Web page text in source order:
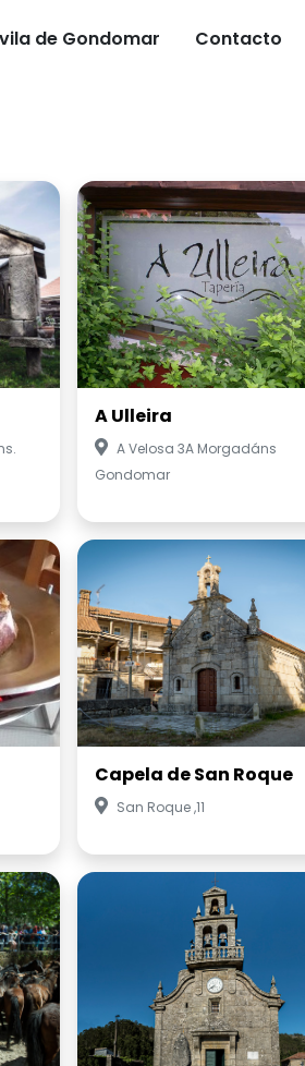
de Gondomar Contacto
A Ulleira
A Velosa 3A Morgadáns
Gondomar
Capela de San Roque
San Roque ,11